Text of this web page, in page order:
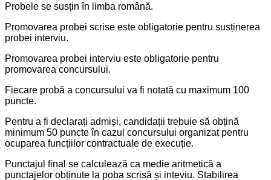
Probele se susțin în limba română.
Promovarea probei scrise este obligatorie pentru susținerea
probei interviu.
Promovarea probei interviu este obligatorie pentru
promovarea concursului.
Fiecare probă a concursului va fi notată cu maximum 100
puncte.
Pentru a fi declarați admiși, candidații trebuie să obțină
minimum 50 puncte în cazul concursului organizat pentru
ocuparea funcțiilor contractuale de execuție.
Punctajul final se calculează ca medie aritmetică a
punctajelor obținute la poba scrisă și inteviu. Stabilirea